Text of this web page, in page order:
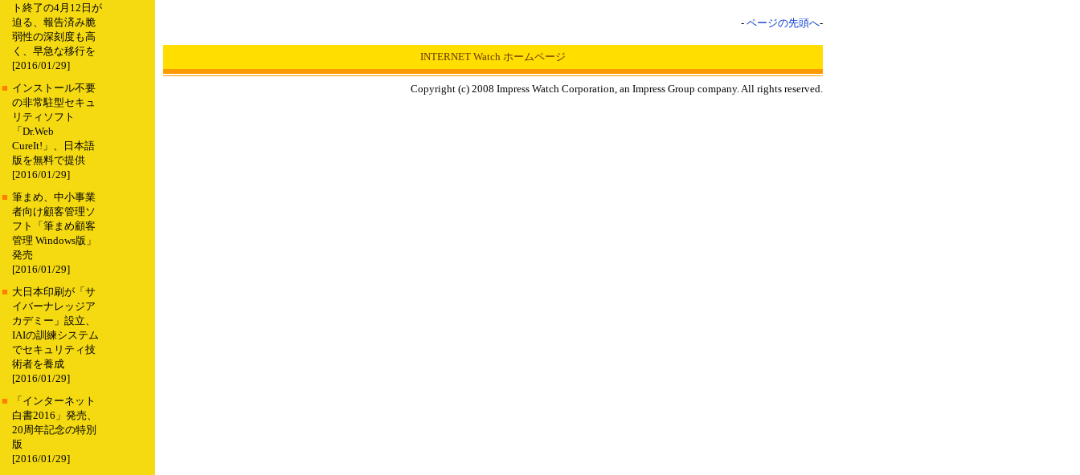
ト終了の4月12日が
迫る、報告済み脆
弱性の深刻度も高
く、早急な移行を
[2016/01/29]
■ インストール不要
の非常駐型セキュ
リティソフト
「Dr.Web
CureIt!」、日本語
版を無料で提供
[2016/01/29]
■ 筆まめ、中小事業
者向け顧客管理ソ
フト「筆まめ顧客
管理 Windows版」
発売
[2016/01/29]
■ 大日本印刷が「サ
イバーナレッジア
カデミー」設立、
IAIの訓練システム
でセキュリティ技
術者を養成
[2016/01/29]
■
「インターネット
白書2016」発売、
20周年記念の特別
版
[2016/01/29]
- ページの先頭へ-
INTERNET Watch ホームページ
Copyright (c) 2008 Impress Watch Corporation, an Impress Group company. All rights reserved.